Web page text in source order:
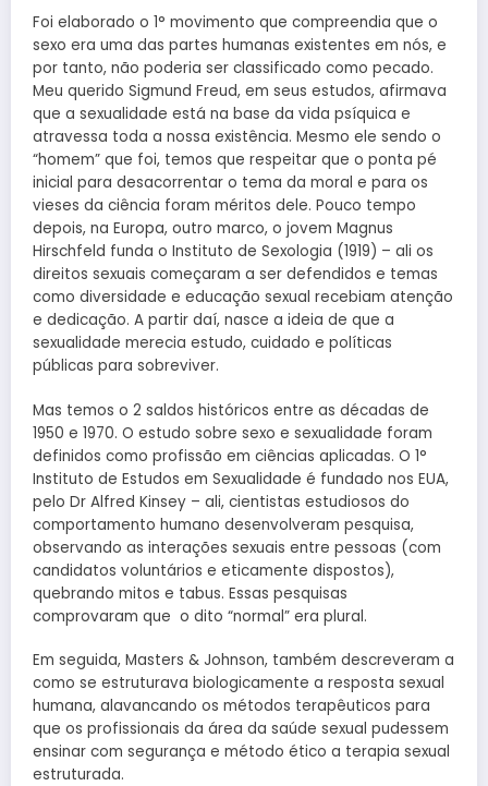
Foi elaborado o 1° movimento que compreendia que o
sexo era uma das partes humanas existentes em nós, e
por tanto, não poderia ser classificado como pecado.
Meu querido Sigmund Freud, em seus estudos, afirmava
que a sexualidade está na base da vida psíquica e
atravessa toda a nossa existência. Mesmo ele sendo o
“homem” que foi, temos que respeitar que o ponta pé
inicial para desacorrentar o tema da moral e para os
vieses da ciência foram méritos dele. Pouco tempo
depois, na Europa, outro marco, o jovem Magnus
Hirschfeld funda o Instituto de Sexologia (1919) – ali os
direitos sexuais começaram a ser defendidos e temas
como diversidade e educação sexual recebiam atenção
e dedicação. A partir daí, nasce a ideia de que a
sexualidade merecia estudo, cuidado e políticas
públicas para sobreviver.
Mas temos o 2 saldos históricos entre as décadas de
1950 e 1970. O estudo sobre sexo e sexualidade foram
definidos como profissão em ciências aplicadas. O 1°
Instituto de Estudos em Sexualidade é fundado nos EUA,
pelo Dr Alfred Kinsey – ali, cientistas estudiosos do
comportamento humano desenvolveram pesquisa,
observando as interações sexuais entre pessoas (com
candidatos voluntários e eticamente dispostos),
quebrando mitos e tabus. Essas pesquisas
comprovaram que o dito “normal” era plural.
Em seguida, Masters & Johnson, também descreveram a
como se estruturava biologicamente a resposta sexual
humana, alavancando os métodos terapêuticos para
que os profissionais da área da saúde sexual pudessem
ensinar com segurança e método ético a terapia sexual
estruturada.